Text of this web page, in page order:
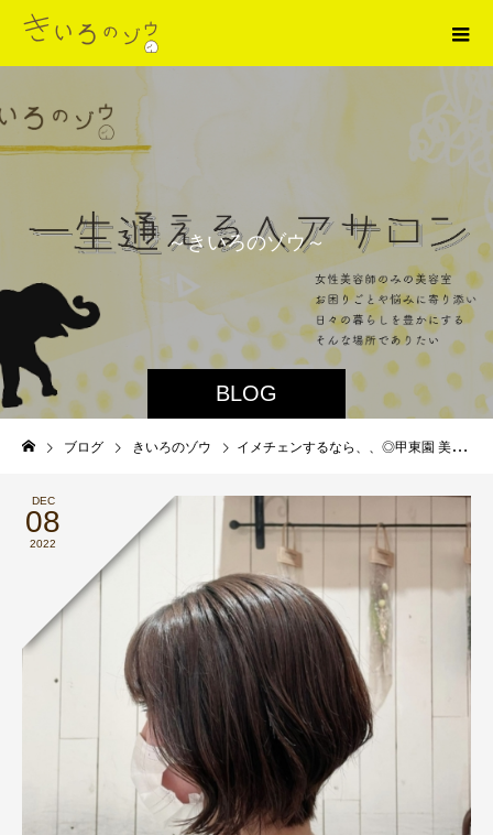
BLOG
～きいろのゾウ～
ブログ きいろのゾウ イメチェンするなら、、◎甲東園 美容室◎
DEC
08
2022